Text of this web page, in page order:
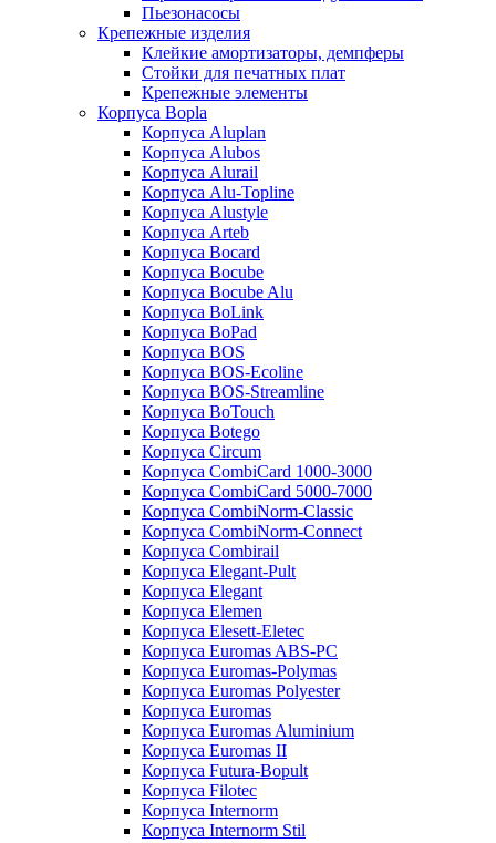
Пьезонасосы
Крепежные изделия
Клейкие амортизаторы, демпферы
Стойки для печатных плат
Крепежные элементы
Корпуса Bopla
Корпуса Aluplan
Корпуса Alubos
Корпуса Alurail
Корпуса Alu-Topline
Корпуса Alustyle
Корпуса Arteb
Корпуса Bocard
Корпуса Bocube
Корпуса Bocube Alu
Корпуса BoLink
Корпуса BoPad
Корпуса BOS
Корпуса BOS-Ecoline
Корпуса BOS-Streamline
Корпуса BoTouch
Корпуса Botego
Корпуса Circum
Корпуса CombiCard 1000-3000
Корпуса CombiCard 5000-7000
Корпуса CombiNorm-Classic
Корпуса CombiNorm-Connect
Корпуса Combirail
Корпуса Elegant-Pult
Корпуса Elegant
Корпуса Elemen
Корпуса Elesett-Eletec
Корпуса Euromas ABS-PC
Корпуса Euromas-Polymas
Корпуса Euromas Polyester
Корпуса Euromas
Корпуса Euromas Aluminium
Корпуса Euromas II
Корпуса Futura-Bopult
Корпуса Filotec
Корпуса Internorm
Корпуса Internorm Stil